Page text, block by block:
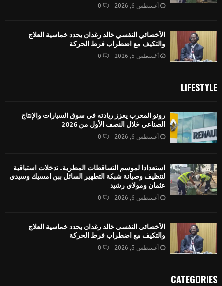
أغسطس 6, 2026 0
الأخصائي النفسي خالد رغدان يحدد خماسية العلاج
والتكيف مع اضطراب فرط الحركة
أغسطس 5, 2026 0
LIFESTYLE
رونو المغرب يعزز ريادته في سوق السيارات والإنتاج
الصناعي خلال النصف الأول من 2026
أغسطس 6, 2026 0
استعدادا لموسم التساقطات المطرية.. تدخلات استباقية
لتنظيف وصيانة شبكة التطهير السائل ببن امسيك وسيدي
عثمان ومولاي رشيد
أغسطس 6, 2026 0
الأخصائي النفسي خالد رغدان يحدد خماسية العلاج
والتكيف مع اضطراب فرط الحركة
أغسطس 5, 2026 0
CATEGORIES